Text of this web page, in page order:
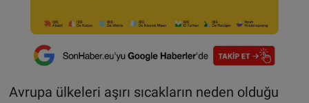
Avrupa ülkeleri aşırı sıcakların neden olduğu